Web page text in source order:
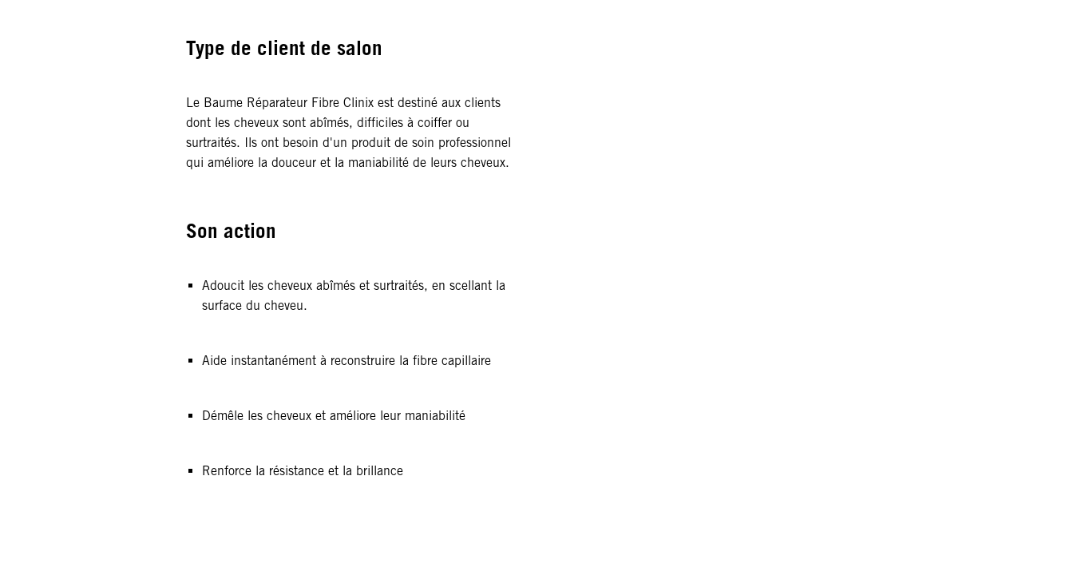
Type de client de salon
Le Baume Réparateur Fibre Clinix est destiné aux clients
dont les cheveux sont abîmés, difficiles à coiffer ou
surtraités. Ils ont besoin d'un produit de soin professionnel
qui améliore la douceur et la maniabilité de leurs cheveux.
Son action
Adoucit les cheveux abîmés et surtraités, en scellant la
surface du cheveu.
Aide instantanément à reconstruire la fibre capillaire
Démêle les cheveux et améliore leur maniabilité
Renforce la résistance et la brillance